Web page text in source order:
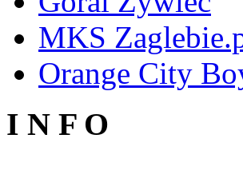
MKS
Orange City
I N F O